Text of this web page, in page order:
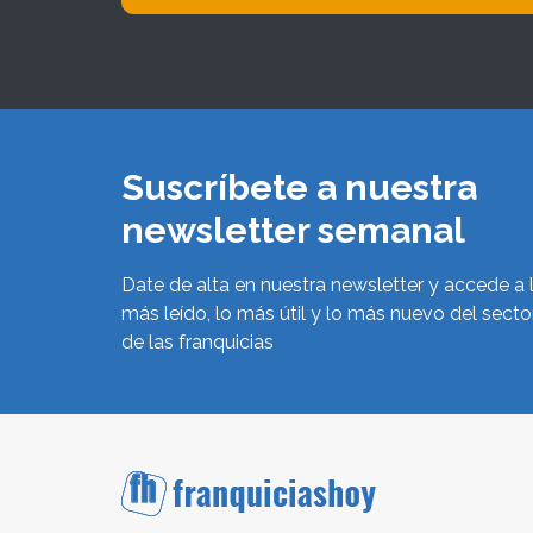
Suscríbete a nuestra
newsletter semanal
Date de alta en nuestra newsletter y accede a
más leído, lo más útil y lo más nuevo del
de las franquicias